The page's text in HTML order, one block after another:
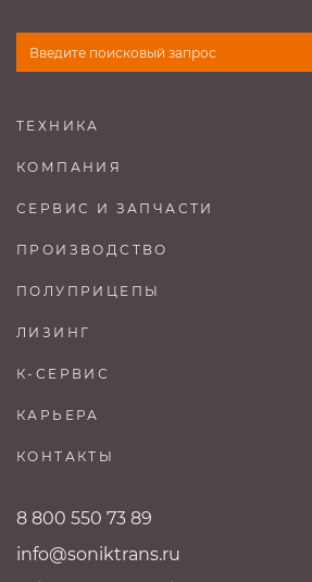
8 800 550 73 89
info@soniktrans.ru
ТЕХНИКА
КОМПАНИЯ
СЕРВИС И ЗАПЧАСТИ
ПРОИЗВОДСТВО
ПОЛУПРИЦЕПЫ
ЛИЗИНГ
К-СЕРВИС
КАРЬЕРА
КОНТАКТЫ